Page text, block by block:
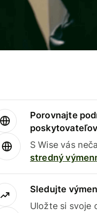
Porovnajte
poskytovateľov
S Wise vás
stredný
Sledujte
Uložte si svoje